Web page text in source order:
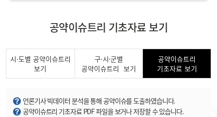
공약이슈트리 기초자료 보기
시·도별 공약이슈트리
보기
구·시·군별
공약이슈트리 보기
공약이슈트리
기초자료 보기
언론기사 빅데이터 분석을 통해 공약이슈를 도출하였습니다.
공약이슈트리 기초자료 PDF 파일을 보거나 저장할 수 있습니다.